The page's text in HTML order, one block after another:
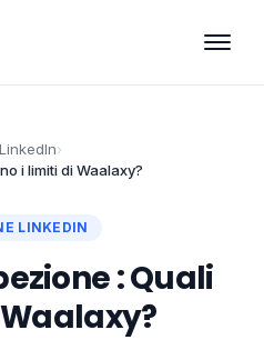
›
i limiti di Waalaxy?
LINKEDIN
: Quali